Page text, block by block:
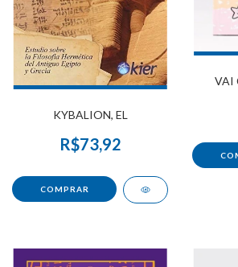
KYBALION, EL
R$73,92
VAI